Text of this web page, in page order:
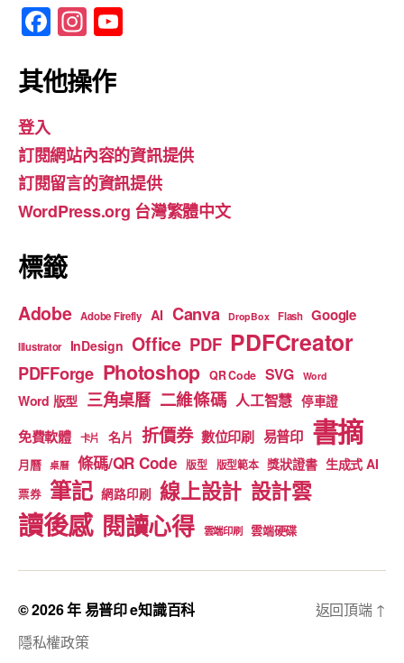
F
c
b
o
o
k
In
a
a
m
u
b
e
其他操作
登入
訂閱網站內容的資訊提供
訂閱留言的資訊提供
WordPress.org 台灣繁體中文
標籤
Adobe Adobe Firefly AI Canva DropBox Flash Google
Illustrator InDesign Office PDF PDFCreator
PDFForge Photoshop QR Code SVG Word
Word 版型 三角桌曆 二維條碼 人工智慧 停車證
免費軟體 卡片 名片 折價券 數位印刷 易普印 書摘
月曆 桌曆 條碼/QR Code 版型 版型範本 獎狀證書 生成式 AI
票券 筆記 網路印刷 線上設計 設計雲
讀後感 閱讀心得 雲端印刷 雲端硬碟
© 2026 年易普印 e知識百科
隱私權政策
返回頂端 ↑